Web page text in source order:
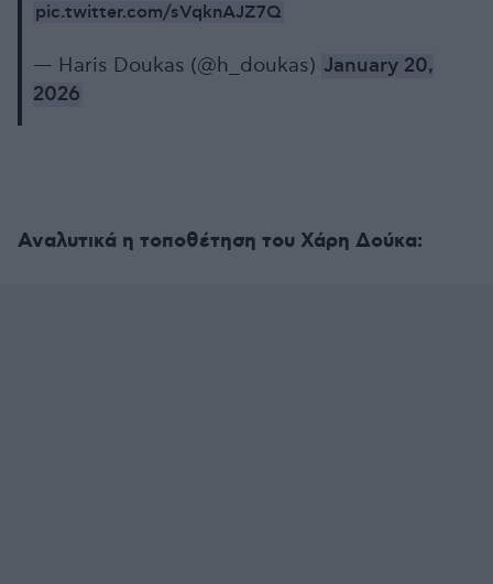
pic.twitter.com/sVqknAJZ7Q
— Haris Doukas (@h_doukas) January 20,
2026
Αναλυτικά η τοποθέτηση του Χάρη Δούκα: